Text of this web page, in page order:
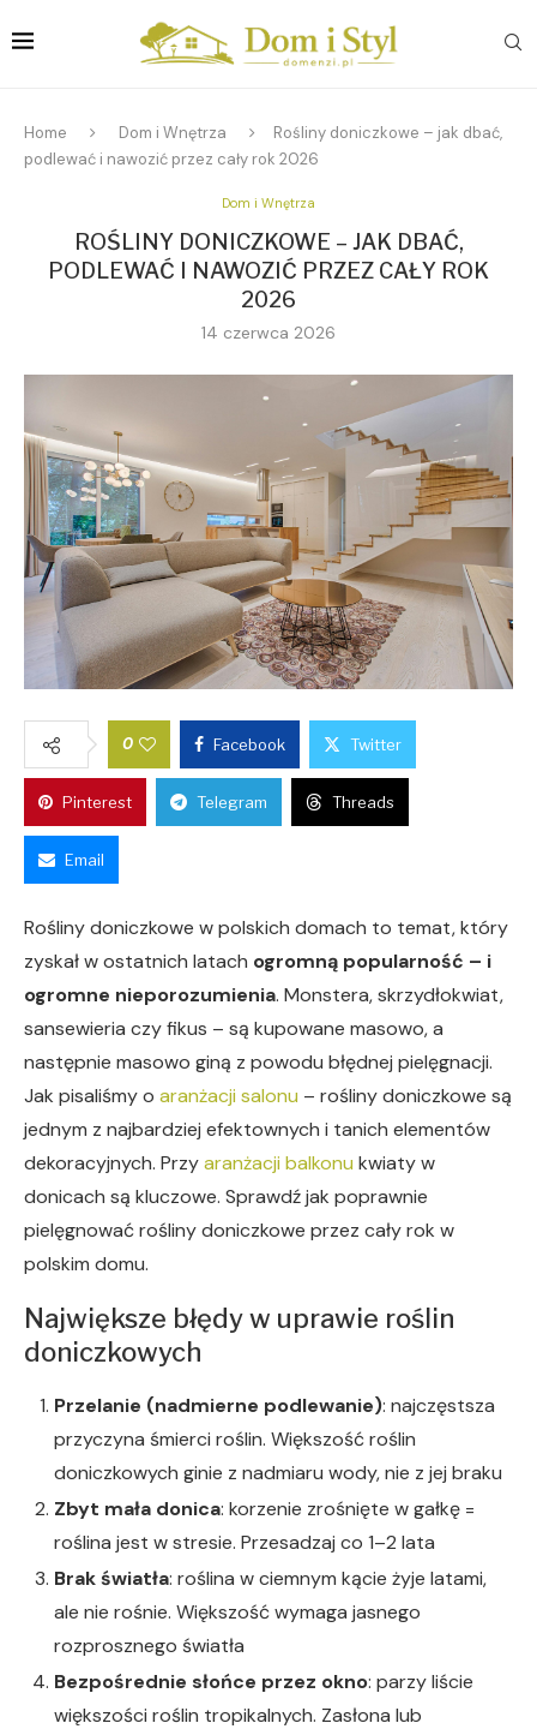
Home Dom i Wnętrza
Rośliny doniczkowe – jak dbać,
podlewać i nawozić przez cały rok 2026
Dom i Wnętrza
ROŚLINY DONICZKOWE – JAK DBAĆ,
PODLEWAĆ I NAWOZIĆ PRZEZ CAŁY ROK
2026
14 czerwca 2026
0 Facebook Twitter
Pinterest Telegram Threads
Email
Rośliny doniczkowe w polskich domach to temat, który
zyskał w ostatnich latach ogromną popularność – i
ogromne nieporozumienia. Monstera, skrzydłokwiat,
sansewieria czy fikus – są kupowane masowo, a
następnie masowo giną z powodu błędnej pielęgnacji.
Jak pisaliśmy o aranżacji salonu – rośliny doniczkowe są
jednym z najbardziej efektownych i tanich elementów
dekoracyjnych. Przyaranżacji balkonu kwiaty w
donicach są kluczowe. Sprawdź jak poprawnie
pielęgnować rośliny doniczkowe przez cały rok w
polskim domu.
Największe błędy w uprawie roślin
doniczkowych
Przelanie (nadmierne podlewanie): najczęstsza
przyczyna śmierci roślin. Większość roślin
doniczkowych ginie z nadmiaru wody, nie z jej braku
Zbyt mała donica: korzenie zrośnięte w gałkę =
roślina jest w stresie. Przesadzaj co 1–2 lata
Brak światła: roślina w ciemnym kącie żyje latami,
ale nie rośnie. Większość wymaga jasnego
rozprosznego światła
Bezpośrednie słońce przez okno: parzy liście
większości roślin tropikalnych. Zasłona lub